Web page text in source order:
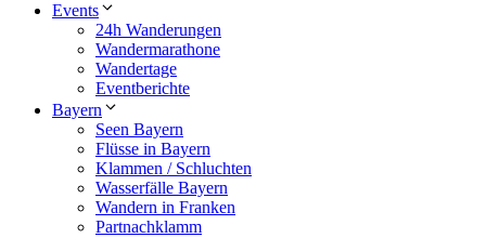
Events
24h Wanderungen
Wandermarathone
Wandertage
Eventberichte
Bayern
Seen Bayern
Flüsse in Bayern
Klammen / Schluchten
Wasserfälle Bayern
Wandern in Franken
Partnachklamm